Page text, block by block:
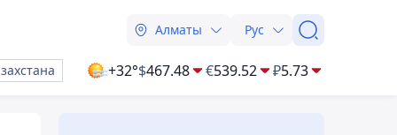
Алматы Рус
+32°$467.48 €539.52 ₽5.73